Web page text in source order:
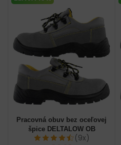
Pracovná obuv bez oceľovej
špice DELTALOW OB
(9x)